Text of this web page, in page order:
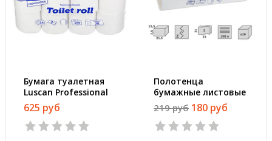
Бумага туалетная
Luscan Professional
2-слойная белая, 24
рул./уп.
625 руб
Полотенца
бумажные листовые
Luscan Professional
Z-сложения 2-
слойные белые
219 руб 180 руб